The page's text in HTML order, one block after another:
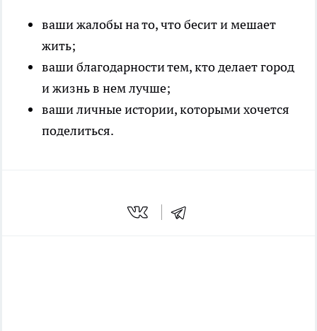
ваши жалобы на то, что бесит и мешает
жить;
ваши благодарности тем, кто делает город
и жизнь в нем лучше;
ваши личные истории, которыми хочется
поделиться.